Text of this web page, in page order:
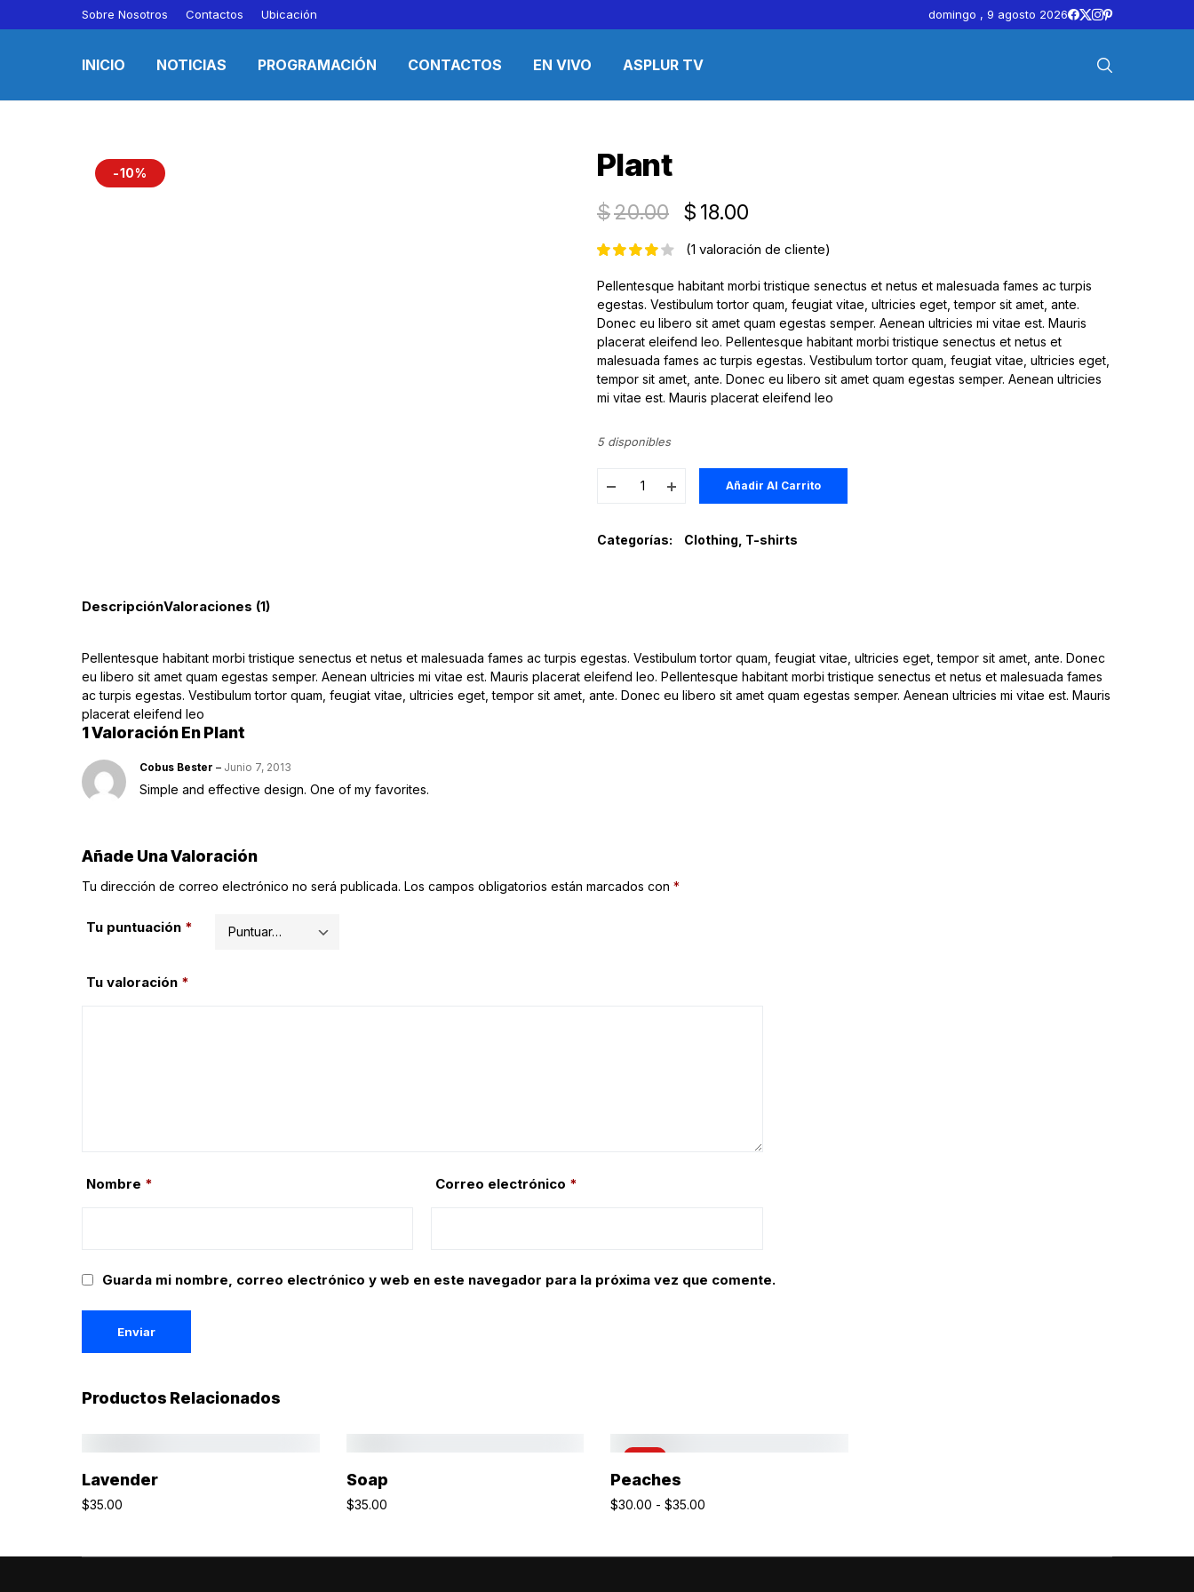
Sobre Nosotros Contactos Ubicación domingo , 9 agosto 2026
INICIO NOTICIAS PROGRAMACIÓN CONTACTOS EN VIVO ASPLUR TV
-10% Plant
$20.00 $ 18.00
(1 valoración de cliente)
Pellentesque habitant morbi tristique senectus et netus et malesuada fames ac turpis
egestas. Vestibulum tortor quam, feugiat vitae, ultricies eget, tempor sit amet, ante.
Donec eu libero sit amet quam egestas semper. Aenean ultricies mi vitae est. Mauris
placerat eleifend leo. Pellentesque habitant morbi tristique senectus et netus et
malesuada fames ac turpis egestas. Vestibulum tortor quam, feugiat vitae, ultricies eget,
tempor sit amet, ante. Donec eu libero sit amet quam egestas semper. Aenean ultricies
mi vitae est. Mauris placerat eleifend leo
5 disponibles
Añadir Al Carrito
Categorías: Clothing T-shirts
DescripciónValoraciones (1)
Pellentesque habitant morbi tristique senectus et netus et malesuada fames ac turpis egestas. Vestibulum tortor quam, feugiat vitae, ultricies eget, tempor sit amet, ante. Donec
eu libero sit amet quam egestas semper. Aenean ultricies mi vitae est. Mauris placerat eleifend leo. Pellentesque habitant morbi tristique senectus et netus et malesuada fames
ac turpis egestas. Vestibulum tortor quam, feugiat vitae, ultricies eget, tempor sit amet, ante. Donec eu libero sit amet quam egestas semper. Aenean ultricies mi vitae est. Mauris
placerat eleifend leo
1 Valoración EnPlant
Cobus Bester – Junio 7, 2013
Simple and effective design. One of my favorites.
Añade Una Valoración
Tu dirección de correo electrónico no será publicada. Los campos obligatorios están marcados con *
Tu puntuación *
Tu valoración *
Nombre * Correo electrónico *
Guarda mi nombre, correo electrónico y web en este navegador para la próxima vez que comente.
Productos Relacionados
Añadir Al Carrito
Lavender
$35.00
Soap
$35.00
-14%
Seleccionar Opciones
Peaches
$30.00 - $35.00